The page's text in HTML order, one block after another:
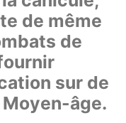
de même
de
sur de
âge.